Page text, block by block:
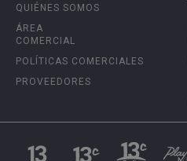
QUIÉNES SOMOS
ÁREA
COMERCIAL
POLÍTICAS COMERCIALES
PROVEEDORES